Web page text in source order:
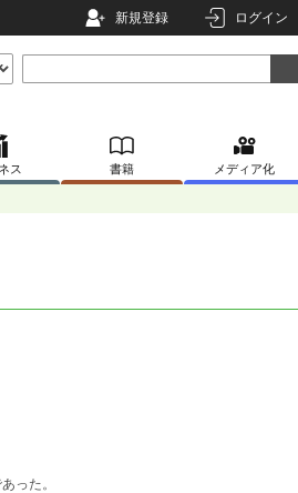
新規登録 ログイン
ス 書籍 メディア化
った。